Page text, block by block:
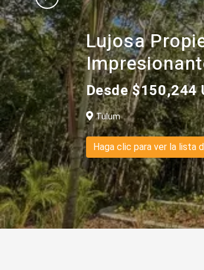
Lujosa
Desde $150,244
Tulum
Haga clic para ver la lista